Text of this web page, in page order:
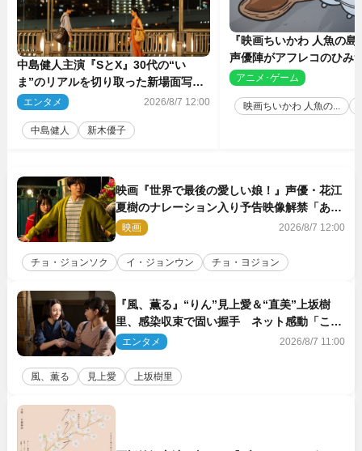
中島健人主演『SとX』30代の“い
ま”のリアルを切り取った新場面写真
5点解禁
エンタメ 2026/8/7 12:00
中島健人 新木優子
『映画ちいかわ 人魚の
声優陣がアフレコのひみ
を解説！ 新カットも到
アニメ･ゲーム
映画ちいかわ 人魚の...
映画『世界で最後の愛しい娘！』声優・花江
夏樹のナレーション入り予告映像解禁「あふ
れ出る温かさに涙が止まらない！」
映画 2026/8/7 12:00
チョ・ジョンソク イ・ジョンウン チョ・ヨジョン
『風、薫る』“りん”見上愛＆“直美”上坂樹
里、感染収束で固い握手 ネット感動「この
バディは最強」「アツい」
エンタメ 2026/8/7 11:00
風、薫る 見上愛 上坂樹里